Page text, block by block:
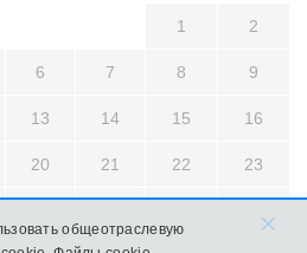
1 2
6 7 8 9
13 14 15 16
20 21 22 23
общеотраслевую
×